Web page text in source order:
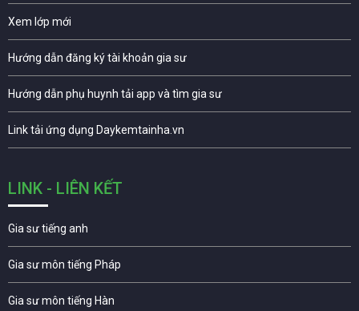
Xem lớp mới
Hướng dẫn đăng ký tài khoản gia sư
Hướng dẫn phụ huynh tải app và tìm gia sư
Link tải ứng dụng Daykemtainha.vn
LINK - LIÊN KẾT
Gia sư tiếng anh
Gia sư môn tiếng Pháp
Gia sư môn tiếng Hàn